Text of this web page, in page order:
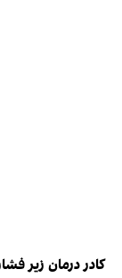
کادر درمان زیر